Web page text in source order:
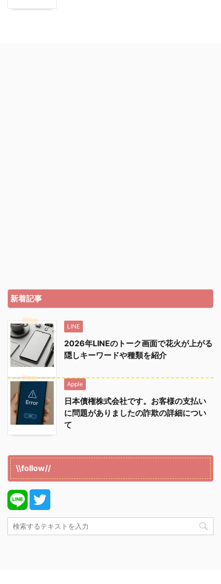
新着記事
LINE
2026年LINEのトーク画面で花火が上がる
隠しキーワードや種類を紹介
Apple
日本債権株式会社です。お客様の支払い
に問題がありましたの詐欺の詳細につい
て
\\follow//